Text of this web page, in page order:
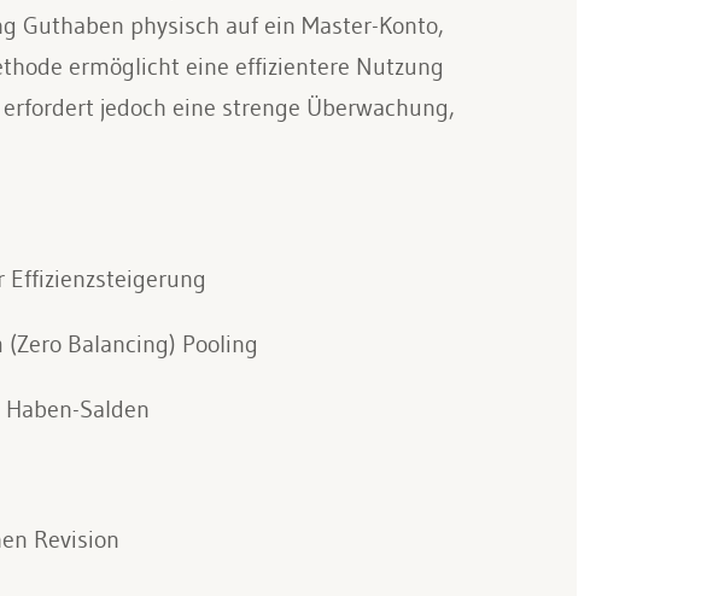
Guthaben physisch auf ein Master-Konto,
ermöglicht eine effizientere Nutzung
jedoch eine strenge Überwachung,
Balancing) Pooling
Salden
Revision